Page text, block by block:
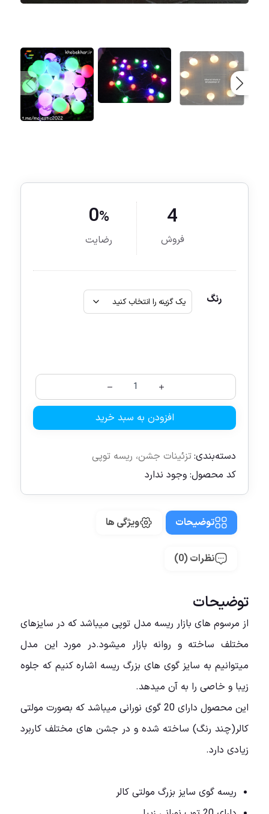
4
فروش
0%
رضایت
رنگ
افزودن به سبد خرید
دسته‌بندی:تزئینات جشن، ریسه توپی
کد محصول: وجود ندارد
توضیحات ویژگی ها
نظرات (0)
توضیحات
از مرسوم های بازار ریسه مدل توپی میباشد که در سایزهای
مختلف ساخته و روانه بازار میشود.در مورد این مدل
میتوانیم به سایز گوی های بزرگ ریسه اشاره کنیم که جلوه
زیبا و خاصی را به آن میدهد.
این محصول دارای 20 گوی نورانی میباشد که بصورت مولتی
کالر(چند رنگ) ساخته شده و در جشن های مختلف کاربرد
زیادی دارد.
ریسه گوی سایز بزرگ مولتی کالر